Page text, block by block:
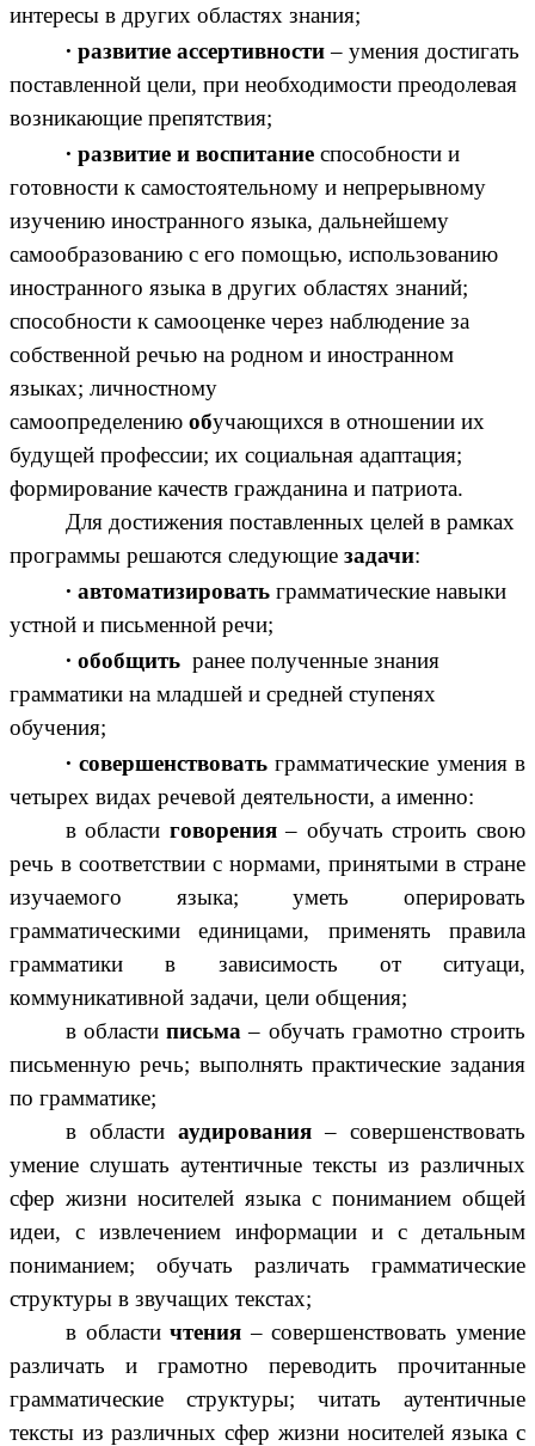
интересы в других областях знания;
∙ развитие ассертивности– умения достигать
поставленной цели, при необходимости преодолевая
возникающие препятствия;
∙ развитие и воспитаниеспособности и
готовности к самостоятельному и непрерывному
изучению иностранного языка, дальнейшему
самообразованию с его помощью, использованию
иностранного языка в других областях знаний;
способности к самооценке через наблюдение за
собственной речью на родном и иностранном
языках; личностному
самоопределению обучающихся в отношении их
будущей профессии; их социальная адаптация;
формирование качеств гражданина и патриота.
Для достижения поставленных целей в рамках
программы решаются следующие задачи:
∙ автоматизироватьграмматические навыки
устной и письменной речи;
∙ обобщитьранее полученные знания
грамматики на младшей и средней ступенях
обучения;
∙ совершенствовать грамматические умения в
четырех видах речевой деятельности, а именно:
в области говорения– обучать строить свою
речь в соответствии с нормами, принятыми в стране
изучаемого языка; уметь оперировать
грамматическими единицами, применять правила
грамматики в зависимость от ситуаци,
коммуникативной задачи, цели общения;
в областиписьма – обучать грамотно строить
письменную речь; выполнять практические задания
по грамматике;
в области аудирования– совершенствовать
умение слушать аутентичные тексты из различных
сфер жизни носителей языка с пониманием общей
идеи, с извлечением информации и с детальным
пониманием; обучать различать грамматические
структуры в звучащих текстах;
в областичтения– совершенствовать умение
различать и грамотно переводить прочитанные
грамматические структуры; читать аутентичные
тексты из различных сфер жизни носителей языка с